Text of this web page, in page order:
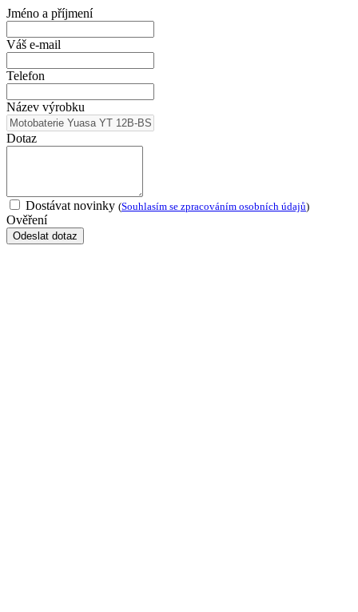
Jméno a příjmení
Váš e-mail
Telefon
Název výrobku
Dotaz
Dostávat novinky (Souhlasím se zpracováním osobních údajů)
Ověření